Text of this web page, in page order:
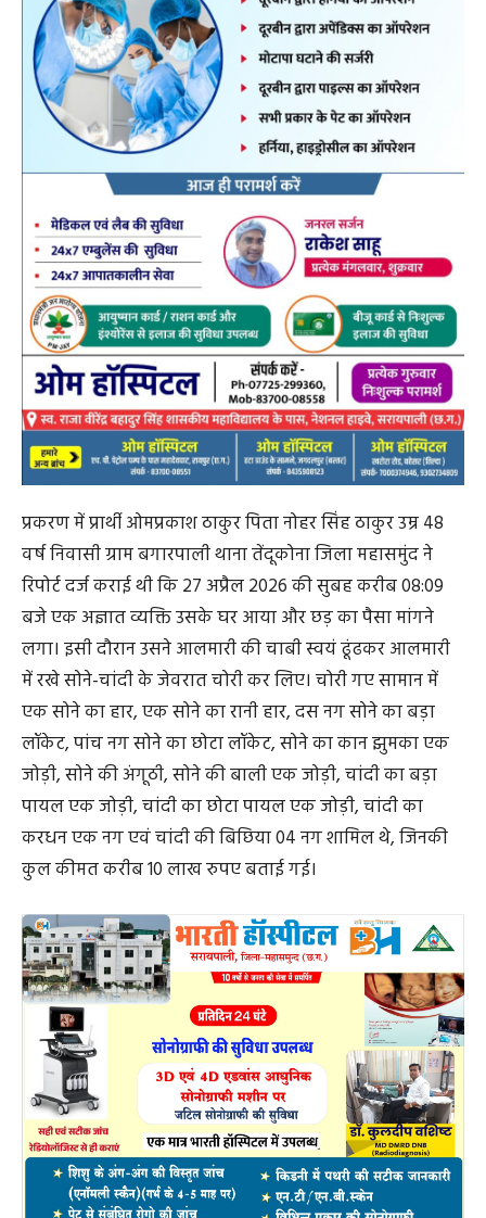
प्रकरण में प्रार्थी ओमप्रकाश ठाकुर पिता नोहर सिंह ठाकुर उम्र 48
वर्ष निवासी ग्राम बगारपाली थाना तेंदूकोना जिला महासमुंद ने
रिपोर्ट दर्ज कराई थी कि 27 अप्रैल 2026 की सुबह करीब 08:09
बजे एक अज्ञात व्यक्ति उसके घर आया और छड़ का पैसा मांगने
लगा। इसी दौरान उसने आलमारी की चाबी स्वयं ढूंढकर आलमारी
में रखे सोने-चांदी के जेवरात चोरी कर लिए। चोरी गए सामान में
एक सोने का हार, एक सोने का रानी हार, दस नग सोने का बड़ा
लॉकेट, पांच नग सोने का छोटा लॉकेट, सोने का कान झुमका एक
जोड़ी, सोने की अंगूठी, सोने की बाली एक जोड़ी, चांदी का बड़ा
पायल एक जोड़ी, चांदी का छोटा पायल एक जोड़ी, चांदी का
करधन एक नग एवं चांदी की बिछिया 04 नग शामिल थे, जिनकी
कुल कीमत करीब 10 लाख रुपए बताई गई।